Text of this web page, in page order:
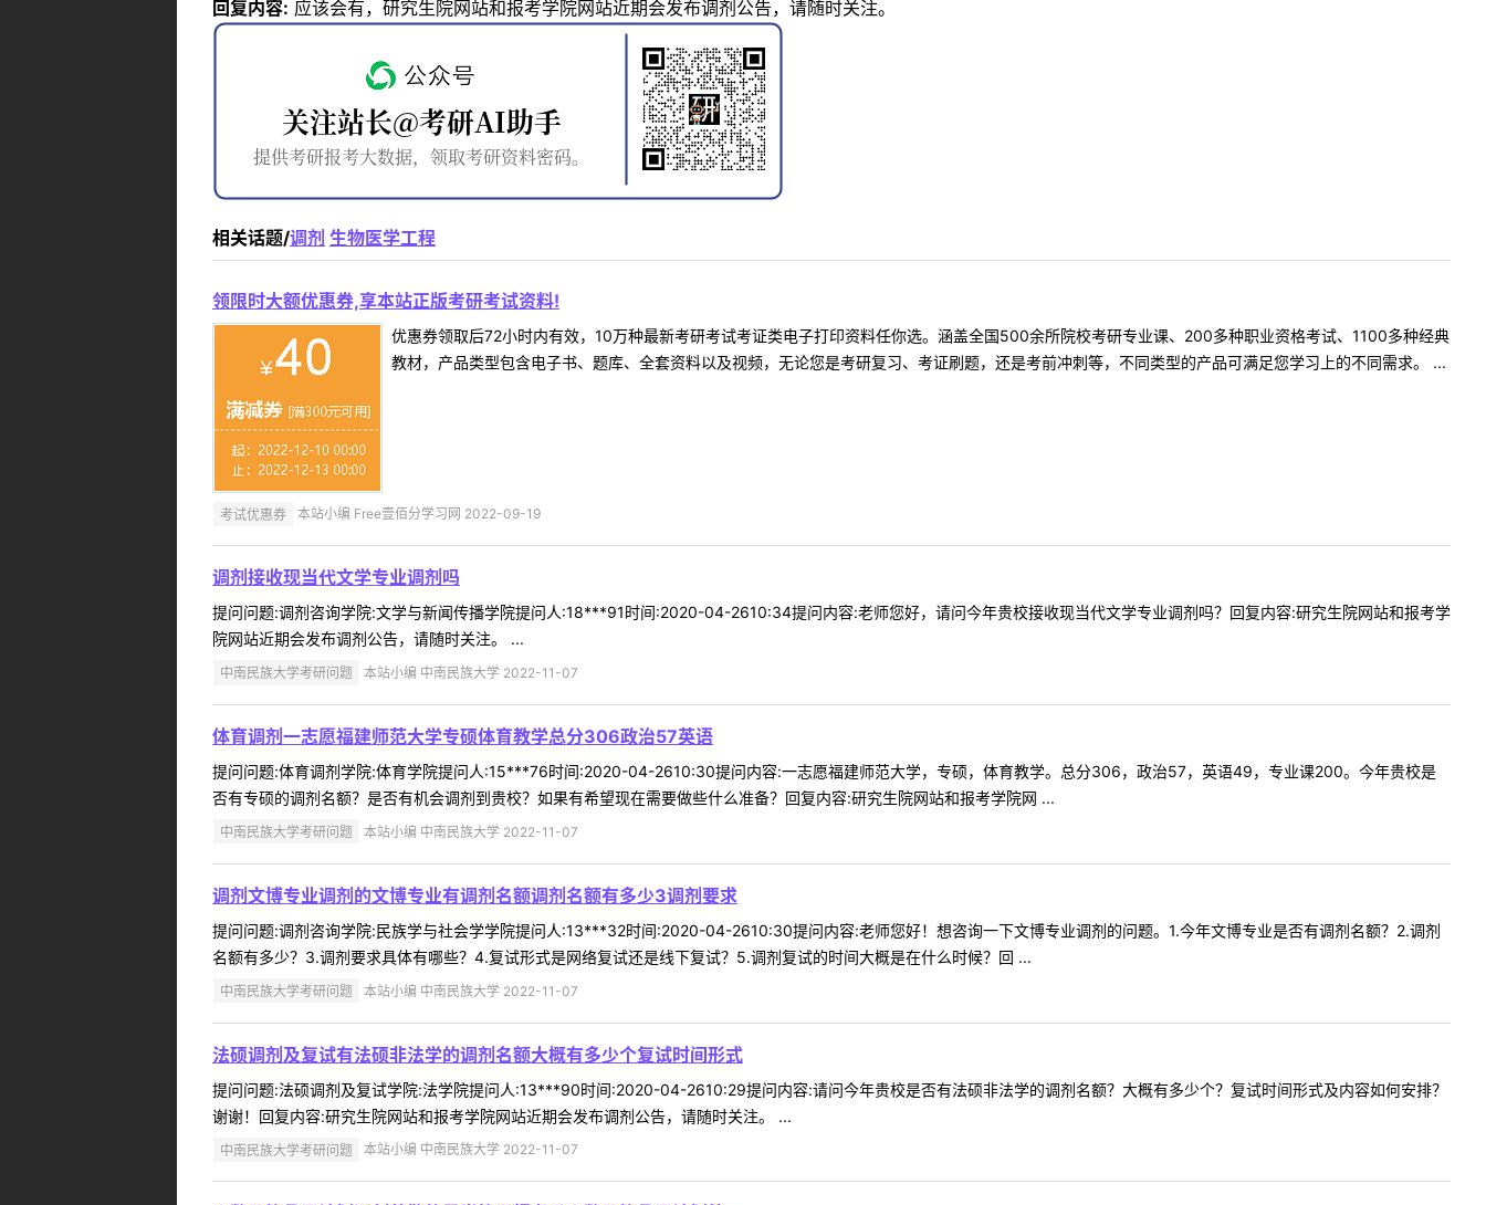
回复内容: 应该会有，研究生院网站和报考学院网站近期会发布调剂公告，请随时关注。
相关话题/调剂 生物医学工程
领限时大额优惠券,享本站正版考研考试资料!
优惠券领取后72小时内有效，10万种最新考研考试考证类电子打印资料任你选。涵盖全国500余所院校考研专业课、200多种职业资格考试、1100多种经典
教材，产品类型包含电子书、题库、全套资料以及视频，无论您是考研复习、考证刷题，还是考前冲刺等，不同类型的产品可满足您学习上的不同需求。 ...
考试优惠券 本站小编 Free壹佰分学习网 2022-09-19
调剂接收现当代文学专业调剂吗
提问问题:调剂咨询学院:文学与新闻传播学院提问人:18***91时间:2020-04-2610:34提问内容:老师您好，请问今年贵校接收现当代文学专业调剂吗？回复内容:研究生院网站和报考学
院网站近期会发布调剂公告，请随时关注。 ...
中南民族大学考研问题 本站小编 中南民族大学 2022-11-07
体育调剂一志愿福建师范大学专硕体育教学总分306政治57英语
提问问题:体育调剂学院:体育学院提问人:15***76时间:2020-04-2610:30提问内容:一志愿福建师范大学，专硕，体育教学。总分306，政治57，英语49，专业课200。今年贵校是
否有专硕的调剂名额？是否有机会调剂到贵校？如果有希望现在需要做些什么准备？回复内容:研究生院网站和报考学院网 ...
中南民族大学考研问题 本站小编 中南民族大学 2022-11-07
调剂文博专业调剂的文博专业有调剂名额调剂名额有多少3调剂要求
提问问题:调剂咨询学院:民族学与社会学学院提问人:13***32时间:2020-04-2610:30提问内容:老师您好！想咨询一下文博专业调剂的问题。1.今年文博专业是否有调剂名额？2.调剂
名额有多少？3.调剂要求具体有哪些？4.复试形式是网络复试还是线下复试？5.调剂复试的时间大概是在什么时候？回 ...
中南民族大学考研问题 本站小编 中南民族大学 2022-11-07
法硕调剂及复试有法硕非法学的调剂名额大概有多少个复试时间形式
提问问题:法硕调剂及复试学院:法学院提问人:13***90时间:2020-04-2610:29提问内容:请问今年贵校是否有法硕非法学的调剂名额？大概有多少个？复试时间形式及内容如何安排？
谢谢！回复内容:研究生院网站和报考学院网站近期会发布调剂公告，请随时关注。 ...
中南民族大学考研问题 本站小编 中南民族大学 2022-11-07